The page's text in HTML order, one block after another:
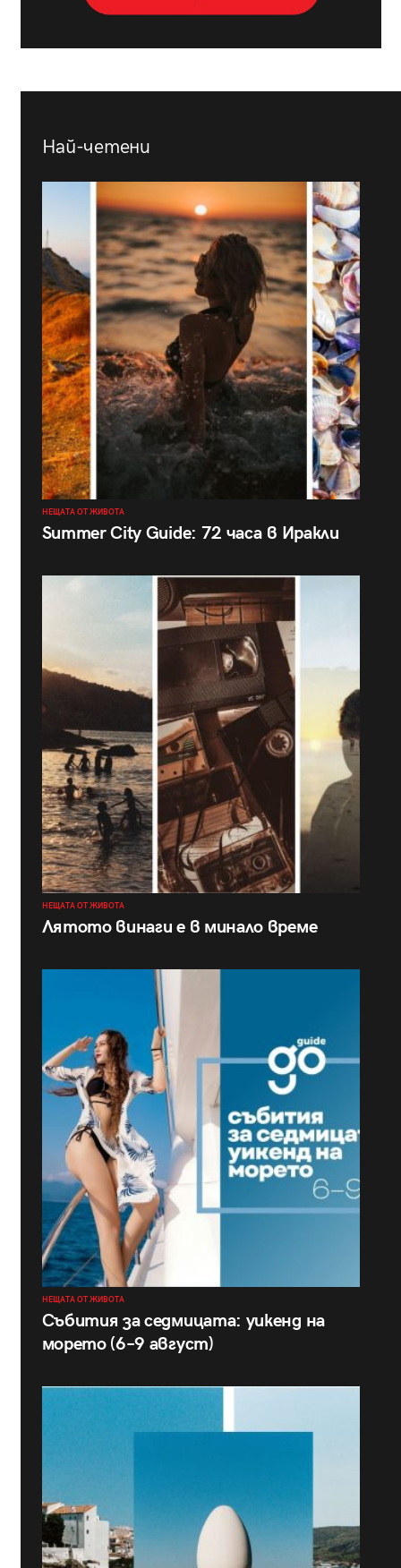
Най-четени
НЕЩАТА ОТ ЖИВОТА
Summer City Guide: 72 часа в Иракли
НЕЩАТА ОТ ЖИВОТА
Лятото винаги е в минало време
НЕЩАТА ОТ ЖИВОТА
Събития за седмицата: уикенд на
морето (6–9 август)